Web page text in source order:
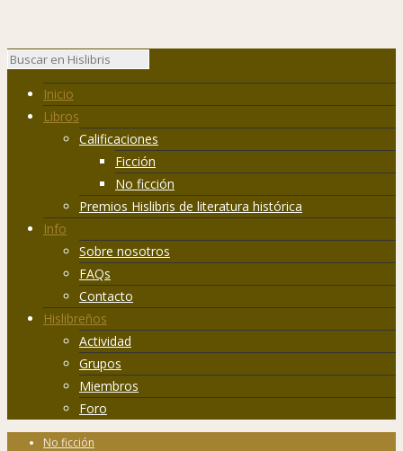
Inicio
Libros
Calificaciones
Ficción
No ficción
Premios Hislibris de literatura histórica
Info
Sobre nosotros
FAQs
Contacto
Hislibreños
Actividad
Grupos
Miembros
Foro
No ficción